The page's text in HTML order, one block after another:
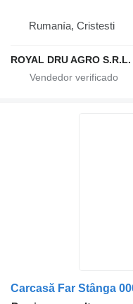
Rumanía, Cristesti
ROYAL DRU AGRO S.R.L.